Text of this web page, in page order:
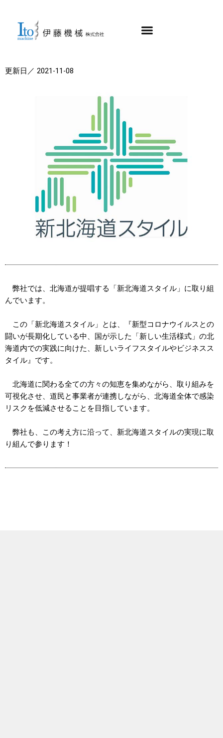
更新日／ 2021-11-08
弊社では、北海道が提唱する「新北海道スタイル」に取り組
んでいます。
この「新北海道スタイル」とは、『新型コロナウイルスとの
闘いが長期化している中、国が示した「新しい生活様式」の北
海道内での実践に向けた、新しいライフスタイルやビジネスス
タイル』です。
北海道に関わる全ての方々の知恵を集めながら、取り組みを
可視化させ、道民と事業者が連携しながら、北海道全体で感染
リスクを低減させることを目指しています。
弊社も、この考え方に沿って、新北海道スタイルの実現に取
り組んで参ります！